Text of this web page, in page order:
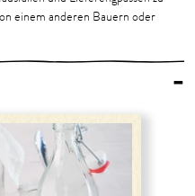
einem anderen Bauern oder
–